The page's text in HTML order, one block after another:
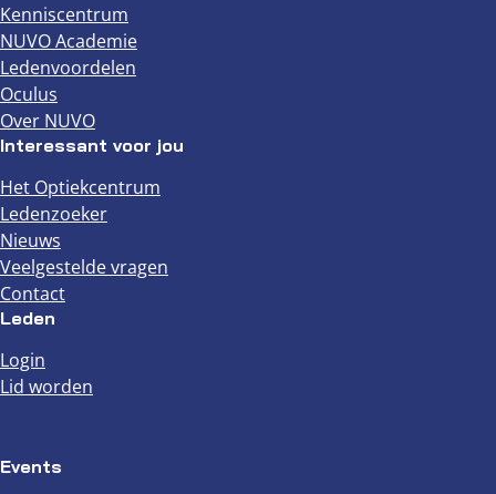
Kenniscentrum
NUVO Academie
Ledenvoordelen
Oculus
Over NUVO
Interessant voor jou
Het Optiekcentrum
Ledenzoeker
Nieuws
Veelgestelde vragen
Contact
Leden
Login
Lid worden
Events